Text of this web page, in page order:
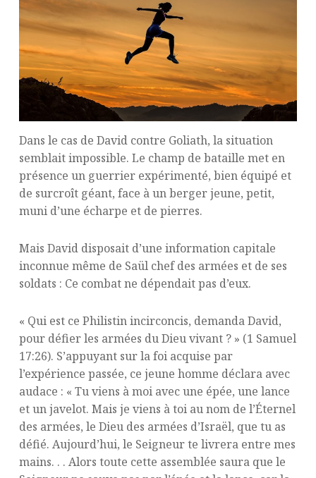
Dans le cas de David contre Goliath, la situation
semblait impossible. Le champ de bataille met en
présence un guerrier expérimenté, bien équipé et
de surcroît géant, face à un berger jeune, petit,
muni d’une écharpe et de pierres.
Mais David disposait d’une information capitale
inconnue même de Saül chef des armées et de ses
soldats : Ce combat ne dépendait pas d’eux.
« Qui est ce Philistin incirconcis, demanda David,
pour défier les armées du Dieu vivant ? » (1 Samuel
17:26). S’appuyant sur la foi acquise par
l’expérience passée, ce jeune homme déclara avec
audace : « Tu viens à moi avec une épée, une lance
et un javelot. Mais je viens à toi au nom de l’Éternel
des armées, le Dieu des armées d’Israël, que tu as
défié. Aujourd’hui, le Seigneur te livrera entre mes
mains. . . Alors toute cette assemblée saura que le